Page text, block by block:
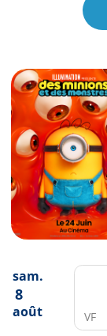
sam.
8
août VF